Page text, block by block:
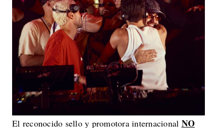
El reconocido sello y promotora internacional NO